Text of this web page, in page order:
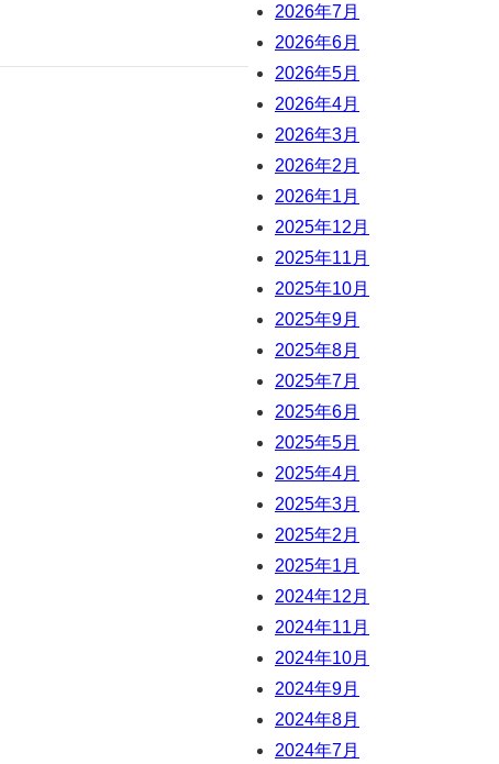
2026年7月
2026年6月
2026年5月
2026年4月
2026年3月
2026年2月
2026年1月
2025年12月
2025年11月
2025年10月
2025年9月
2025年8月
2025年7月
2025年6月
2025年5月
2025年4月
2025年3月
2025年2月
2025年1月
2024年12月
2024年11月
2024年10月
2024年9月
2024年8月
2024年7月